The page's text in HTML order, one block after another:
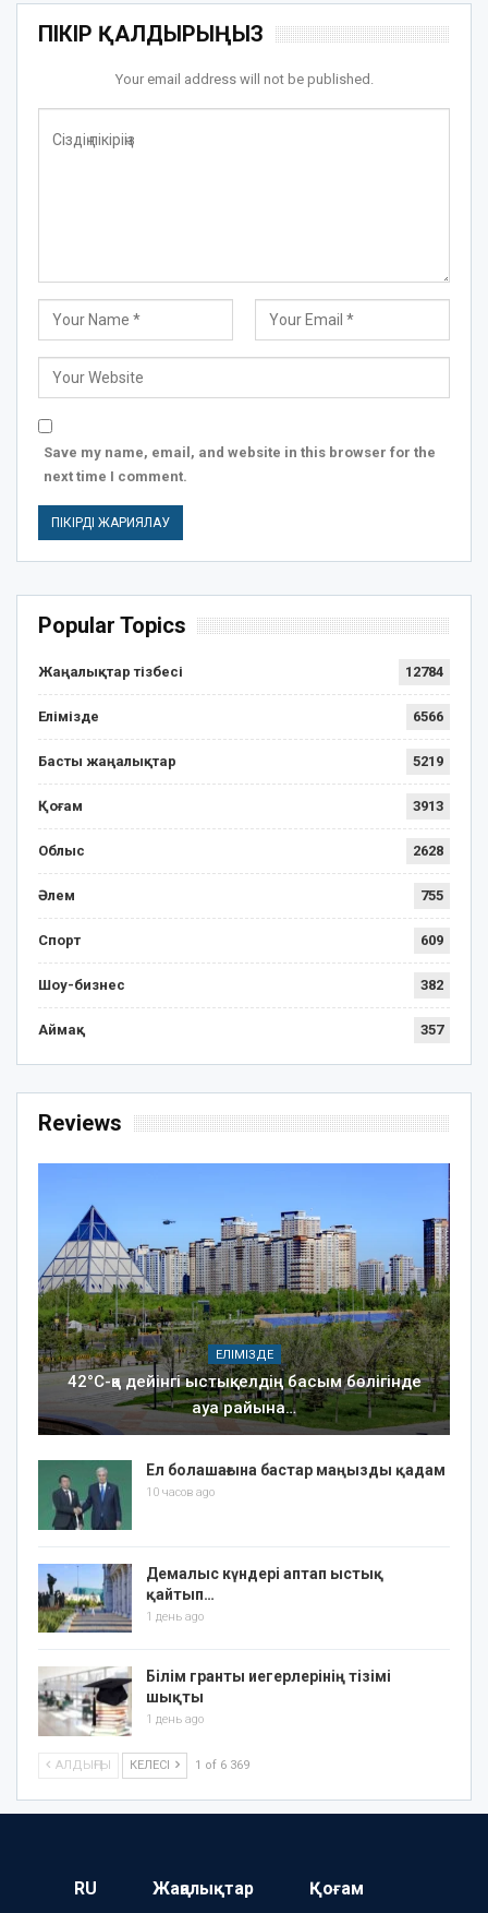
ПІКІР ҚАЛДЫРЫҢЫЗ
Your email address will not be published.
Save my name, email, and website in this browser for the
next time I comment.
Popular Topics
Жаңалықтар тізбесі 12784
Елімізде 6566
Басты жаңалықтар 5219
Қоғам 3913
Облыс 2628
Әлем 755
Спорт 609
Шоу-бизнес 382
Аймақ 357
Reviews
ЕЛІМІЗДЕ
42°C-қа дейінгі ыстық: елдің басым бөлігінде
ауа райына…
Ел болашағына бастар маңызды қадам
10 часов ago
Демалыс күндері аптап ыстық
қайтып…
1 день ago
Білім гранты иегерлерінің тізімі
шықты
1 день ago
АЛДЫҢҒЫ КЕЛЕСІ 1 of 6 369
RU Жаңалықтар Қоғам